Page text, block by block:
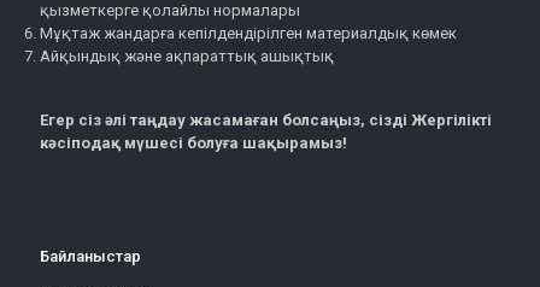
қызметкерге қолайлы нормалары
Мұқтаж жандарға кепілдендірілген материалдық көмек
Айқындық және ақпараттық ашықтық
Егер сіз әлі таңдау жасамаған болсаңыз, сізді Жергілікті
кәсіподақ мүшесі болуға шақырамыз!
Байланыстар